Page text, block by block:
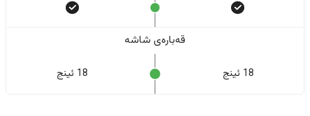
قەبارەی شاشە
18 ئینج 18 ئینج